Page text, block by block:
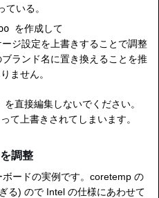
いる。
を作成して
ジ設定を上書きすることで調整
ランド名に置き換えることを推
ません。
を直接編集しないでください。
て上書きされてしまいます。
調整
ードの実例です。coretemp の
る) ので Intel の仕様にあわせて